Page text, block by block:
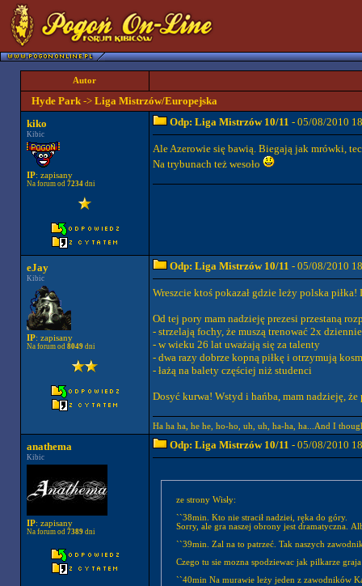
Autor
Hyde Park-> Liga Mistrzów/Europejska
kiko
Kibic
IP: zapisany
Na forum od 7234dni
Odp: Liga Mistrzów 10/11 - 05/08/2010
Ale Azerowie się bawią. Biegają jak mrówki,
Na trybunach też wesoło
eJay
Kibic
IP: zapisany
Na forum od 8049dni
Odp: Liga Mistrzów 10/11 - 05/08/2010
Wreszcie ktoś pokazał gdzie leży polska
Od tej pory mam nadzieję prezesi przestaną
- strzelają fochy, że muszą trenować 2x dziennie
- w wieku 26 lat uważają się za talenty
- dwa razy dobrze kopną piłkę i otrzymują
- łażą na balety częściej niż studenci
Dosyć kurwa! Wstyd i hańba, mam nadzieję, że
Ha ha ha, he he, ho-ho, uh, uh, ha-ha, ha...And I
anathema
Kibic
IP: zapisany
Na forum od 7389dni
Odp: Liga Mistrzów 10/11 - 05/08/2010
ze strony Wisły:
``38min. Kto nie stracił nadziei, ręka do góry.
Sorry, ale gra naszej obrony jest dramatyczna.
``39min. Zal na to patrzeć. Tak naszych
Czego tu sie mozna spodziewac jak pilkarze
``40min Na murawie leży jeden z zawodników